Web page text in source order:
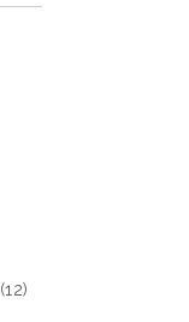
(12)